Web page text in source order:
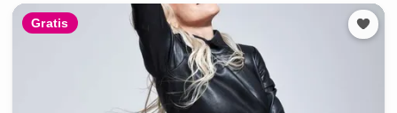
Gratis